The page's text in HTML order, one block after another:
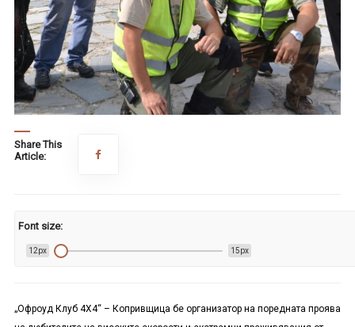
Share This
Article:
Font size:
12px 15px
„Офроуд Клуб 4Х4“ – Копривщица бе организатор на поредната проява